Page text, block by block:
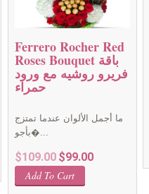
Ferrero Rocher Red
Roses Bouquet باقة
فريرو روشيه مع ورود
حمراء
ما أجمل الألوان عندما تمتزج
بأجو�...
$109.00 Original
price
was:
$99.00Current
Add To Cart